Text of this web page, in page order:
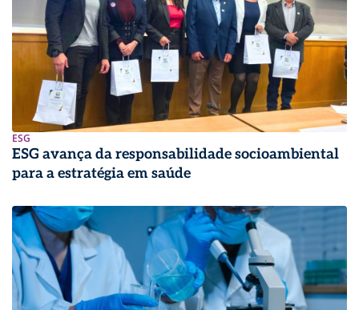
ESG
ESG avança da responsabilidade socioambiental
para a estratégia em saúde